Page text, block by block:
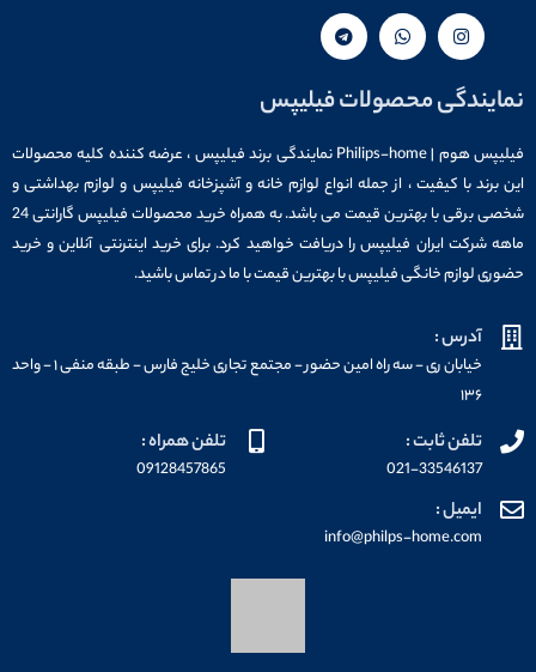
نمایندگی محصولات فیلیپس
فیلیپس هوم | Philips-home نمایندگی برند فیلیپس ، عرضه کننده کلیه محصولات
این برند با کیفیت ، از جمله انواع لوازم خانه و آشپزخانه فیلیپس و لوازم بهداشتی و
شخصی برقی با بهترین قیمت می باشد. به همراه خرید محصولات فیلیپس گارانتی 24
ماهه شرکت ایران فیلیپس را دریافت خواهید کرد. برای خرید اینترنتی آنلاین و خرید
حضوری لوازم خانگی فیلیپس با بهترین قیمت با ما در تماس باشید.
آدرس :
خیابان ری - سه راه امین حضور - مجتمع تجاری خلیج فارس - طبقه منفی ۱ - واحد
۱۳۶
تلفن ثابت :
021-33546137
تلفن همراه :
09128457865
ایمیل :
info@philps-home.com